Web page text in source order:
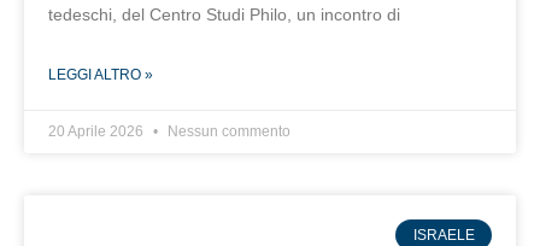
tedeschi, del Centro Studi Philo, un incontro di
LEGGI ALTRO »
20 Aprile 2026 Nessun commento
ISRAELE